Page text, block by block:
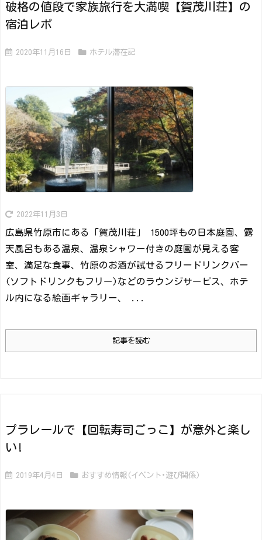
破格の値段で家族旅行を大満喫【賀茂川荘】の
宿泊レポ
2020年11月16日 ホテル滞在記
2022年11月3日
広島県竹原市にある「賀茂川荘」 1500坪もの日本庭園、露
天風呂もある温泉、温泉シャワー付きの庭園が見える客
室、満足な食事、竹原のお酒が試せるフリードリンクバー
(ソフトドリンクもフリー)などのラウンジサービス、ホテ
ル内になる絵画ギャラリー、 ...
記事を読む
プラレールで【回転寿司ごっこ】が意外と楽し
い!
2019年4月4日 おすすめ情報(イベント･遊び関係)